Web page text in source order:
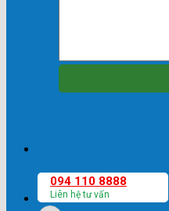
094 110 8888
Liên hệ tư vấn